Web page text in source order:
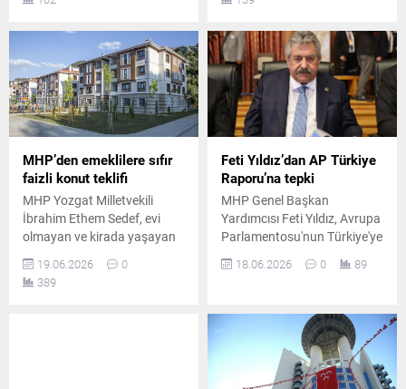
zedelememesi gerektiğini
çağrısında bulundu.
göstererek bağımsız Türk
aktörlerin telkinleriyle hizaya
getirilemeyeceğini vurguladı.
MHP’den emeklilere sıfır
faizli konut teklifi
MHP Yozgat Milletvekili
İbrahim Ethem Sedef, evi
olmayan ve kirada yaşayan
emeklilerin sıfır faizli, uzun
vadeli ödeme planlarıyla ev
sahibi olmasını öngören
19.06.2026
0
389
Feti Yıldız’dan AP Türkiye
Raporu’na tepki
MHP Genel Başkan
Yardımcısı Feti Yıldız, Avrupa
Parlamentosu'nun Türkiye'ye
yönelik değerlendirmelerine
sosyal medyadan sert tepki
18.06.2026 0 89